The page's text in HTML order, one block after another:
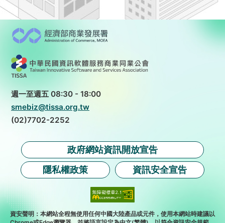
週一至週五 08:30 - 18:00
smebiz@tissa.org.tw
(02)7702-2252
政府網站資訊開放宣告
隱私權政策
資訊安全宣告
資安聲明：本網站全程無使用任何中國大陸產品或元件，使用本網站時建議以